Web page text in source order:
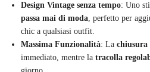
Design Vintage senza tempo: Uno
passa mai di moda, perfetto per
chic a qualsiasi outfit.
Massima Funzionalità: La chiusura
immediato, mentre la tracolla